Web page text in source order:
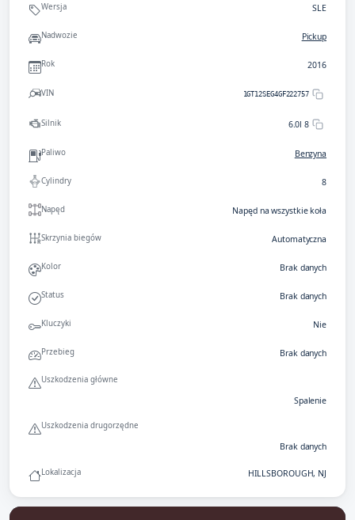
Wersja SLE
Nadwozie Pickup
Rok 2016
VIN 1GT12SEG4GF222757
Silnik 6.0l 8
Paliwo Benzyna
Cylindry 8
Napęd Napęd na wszystkie koła
Skrzynia biegów Automatyczna
Kolor Brak danych
Status Brak danych
Kluczyki Nie
Przebieg Brak danych
Uszkodzenia główne
Spalenie
Uszkodzenia drugorzędne
Brak danych
Lokalizacja HILLSBOROUGH, NJ